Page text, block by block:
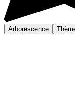
Arborescence